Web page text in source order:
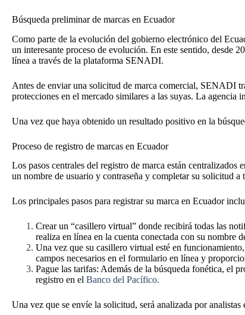
Búsqueda preliminar de marcas en Ecuador
Como parte de la evolución del gobierno electrónico del
un interesante proceso de evolución. En este sentido, desde
línea a través de la plataforma SENADI.
Antes de enviar una solicitud de marca comercial, SENADI
protecciones en el mercado similares a las suyas. La agencia
Una vez que haya obtenido un resultado positivo en la
Proceso de registro de marcas en Ecuador
Los pasos centrales del registro de marca están
un nombre de usuario y contraseña y completar su solicitud a
Los principales pasos para registrar su marca en Ecuador
Crear un “casillero virtual” donde recibirá todas las
realiza en línea en la cuenta conectada con su nombre
Una vez que su casillero virtual esté en
campos necesarios en el formulario en línea y
Pague las tarifas: Además de la búsqueda fonética, el
registro en el Banco del Pacífico.
Una vez que se envíe la solicitud, será analizada por analistas